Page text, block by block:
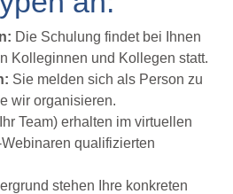
Die Schulung findet bei Ihnen
Kolleginnen und Kollegen statt.
Sie melden sich als Person zu
wir organisieren.
Team) erhalten im virtuellen
qualifizierten
stehen Ihre konkreten